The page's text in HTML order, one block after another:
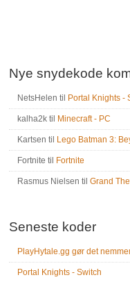
Nye snydekode
NetsHelen til Portal Knights -
kalha2k til Minecraft - PC
Kartsen til Lego Batman 3:
Fortnite til Fortnite
Rasmus Nielsen tilGrand
Seneste koder
PlayHytale.gg gør det
Portal Knights - Switch